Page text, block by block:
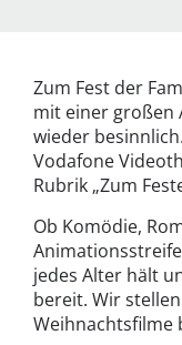
Zum Fest der
mit einer großen
wieder
Vodafone
Rubrik „Zum
Ob Komödie,
jedes Alter hält
bereit. Wir
Weihnachtsfilme